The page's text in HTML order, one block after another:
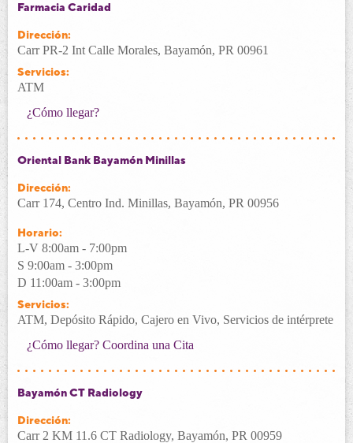
Farmacia Caridad
Dirección:
Carr PR-2 Int Calle Morales, Bayamón, PR 00961
Servicios:
ATM
¿Cómo llegar?
Oriental Bank Bayamón Minillas
Dirección:
Carr 174, Centro Ind. Minillas, Bayamón, PR 00956
Horario:
L-V 8:00am - 7:00pm
S 9:00am - 3:00pm
D 11:00am - 3:00pm
Servicios:
ATM, Depósito Rápido, Cajero en Vivo, Servicios de intérprete
¿Cómo llegar? Coordina una Cita
Bayamón CT Radiology
Dirección:
Carr 2 KM 11.6 CT Radiology, Bayamón, PR 00959